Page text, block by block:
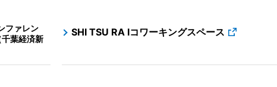
ファレン
葉経済新
SHI TSU RA Iコワーキングスペース